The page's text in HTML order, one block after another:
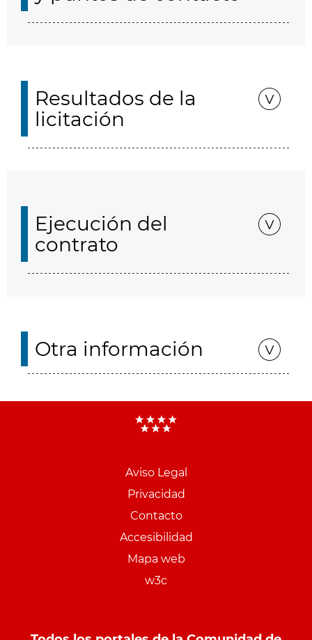
Resultados de la
licitación
Ejecución del
contrato
Otra información
Aviso Legal
Privacidad
Contacto
Accesibilidad
Mapa web
w3c